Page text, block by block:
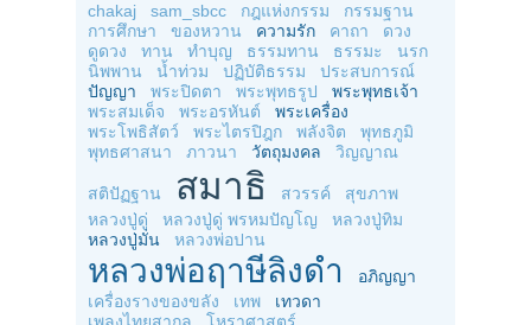
chakaj sam_sbcc กฎแห่งกรรม
กรรมฐาน
การศึกษา
ของหวาน ความรัก คาถา
ดวง
ดูดวง
ทาน ทำบุญ ธรรมทาน ธรรมะ
นรก
นิพพาน
น้ำท่วม ปฏิบัติธรรม
ประสบการณ์
ปัญญา
พระปิดตา พระพุทธรูป
พระพุทธเจ้า
พระสมเด็จ
พระอรหันต์
พระเครื่อง
พระโพธิสัตว์
พระไตรปิฎก พลังจิต
พุทธภูมิ
พุทธศาสนา
ภาวนา วัตถุมงคล วิญญาณ
สติปัฏฐาน สมาธิ สวรรค์
สุขภาพ
หลวงปู่ดู่
หลวงปู่ดู่ พรหมปัญโญ
หลวงปู่ทิม
หลวงปู่มั่น
หลวงพ่อปาน
หลวงพ่อฤาษีลิงดำ
อภิญญา
เครื่องรางของขลัง
เทพ
เทวดา